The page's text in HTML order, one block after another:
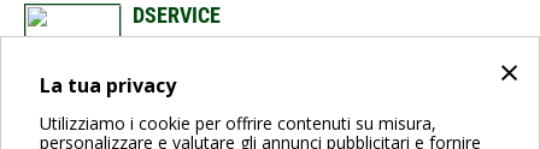
×
La tua privacy
Utilizziamo i cookie per offrire contenuti su misura,
personalizzare e valutare gli annunci pubblicitari e fornire
DSERVICE